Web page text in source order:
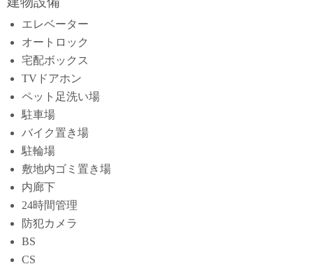
エレベーター
オートロック
宅配ボックス
TVドアホン
ペット足洗い場
駐車場
バイク置き場
駐輪場
敷地内ゴミ置き場
内廊下
24時間管理
防犯カメラ
BS
CS